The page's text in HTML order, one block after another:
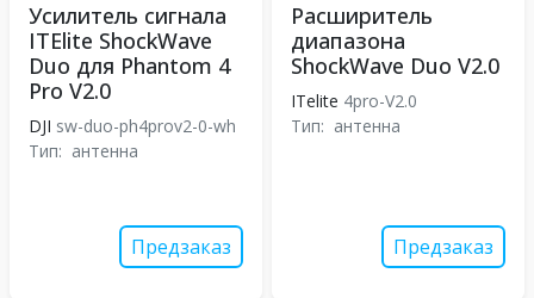
Усилитель сигнала
ITElite ShockWave
Duo для Phantom 4
Pro V2.0
DJI sw-duo-ph4prov2-0-wh
Тип: антенна
Предзаказ
Расширитель
диапазона
ShockWave Duo V2.0
ITelite 4pro-V2.0
Тип: антенна
Предзаказ